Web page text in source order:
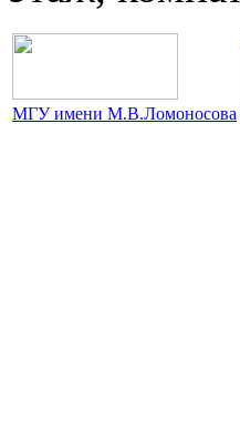
МГУ имени М.В.Ломоносова